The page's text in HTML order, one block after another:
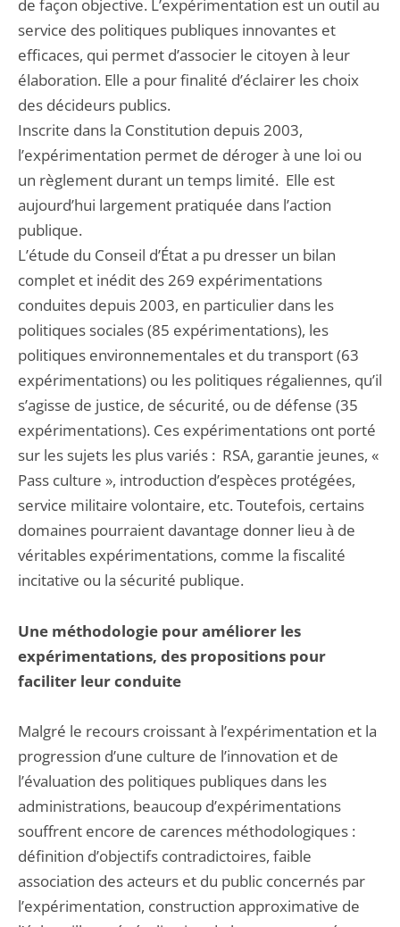
de façon objective. L’expérimentation est un outil au
service des politiques publiques innovantes et
efficaces, qui permet d’associer le citoyen à leur
élaboration. Elle a pour finalité d’éclairer les choix
des décideurs publics.
Inscrite dans la Constitution depuis 2003,
l’expérimentation permet de déroger à une loi ou
un règlement durant un temps limité. Elle est
aujourd’hui largement pratiquée dans l’action
publique.
L’étude du Conseil d’État a pu dresser un bilan
complet et inédit des 269 expérimentations
conduites depuis 2003, en particulier dans les
politiques sociales (85 expérimentations), les
politiques environnementales et du transport (63
expérimentations) ou les politiques régaliennes, qu’il
s’agisse de justice, de sécurité, ou de défense (35
expérimentations). Ces expérimentations ont porté
sur les sujets les plus variés : RSA, garantie jeunes, «
Pass culture », introduction d’espèces protégées,
service militaire volontaire, etc. Toutefois, certains
domaines pourraient davantage donner lieu à de
véritables expérimentations, comme la fiscalité
incitative ou la sécurité publique.
Une méthodologie pour améliorer les
expérimentations, des propositions pour
faciliter leur conduite
Malgré le recours croissant à l’expérimentation et la
progression d’une culture de l’innovation et de
l’évaluation des politiques publiques dans les
administrations, beaucoup d’expérimentations
souffrent encore de carences méthodologiques :
définition d’objectifs contradictoires, faible
association des acteurs et du public concernés par
l’expérimentation, construction approximative de